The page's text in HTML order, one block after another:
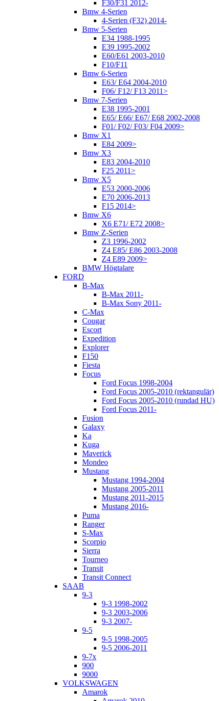
F30/F31 2012-
Bmw 4-Serien
4-Serien (F32) 2014-
Bmw 5-Serien
E34 1988-1995
E39 1995-2002
E60/E61 2003-2010
F10/F11
Bmw 6-Serien
E63/ E64 2004-2010
F06/ F12/ F13 2011>
Bmw 7-Serien
E38 1995-2001
E65/ E66/ E67/ E68 2002-2008
F01/ F02/ F03/ F04 2009>
Bmw X1
E84 2009>
Bmw X3
E83 2004-2010
F25 2011>
Bmw X5
E53 2000-2006
E70 2006-2013
F15 2014>
Bmw X6
X6 E71/ E72 2008>
Bmw Z-Serien
Z3 1996-2002
Z4 E85/ E86 2003-2008
Z4 E89 2009>
BMW Högtalare
FORD
B-Max
B-Max 2011-
B-Max Sony 2011-
C-Max
Cougar
Escort
Expedition
Explorer
F150
Fiesta
Focus
Ford Focus 1998-2004
Ford Focus 2005-2010 (rektangulär)
Ford Focus 2005-2010 (rundad HU)
Ford Focus 2011-
Fusion
Galaxy
Ka
Kuga
Maverick
Mondeo
Mustang
Mustang 1994-2004
Mustang 2005-2011
Mustang 2011-2015
Mustang 2016-
Puma
Ranger
S-Max
Scorpio
Sierra
Tourneo
Transit
Transit Connect
SAAB
9-3
9-3 1998-2002
9-3 2003-2006
9-3 2007-
9-5
9-5 1998-2005
9-5 2006-2011
9-7x
900
9000
VOLKSWAGEN
Amarok